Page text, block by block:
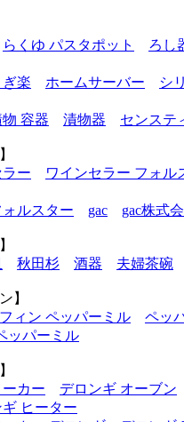
らくゆ パスタポット
ろし
ぎ楽 ホームサーバー
シ
容器 漬物器 センステ
ー
ワインセラー フォル
ォルスター gac gac株式
秋田杉 酒器 夫婦茶碗
】
ィン ペッパーミル
ペッ
ッパーミル
カー
デロンギ オーブン
ヒーター